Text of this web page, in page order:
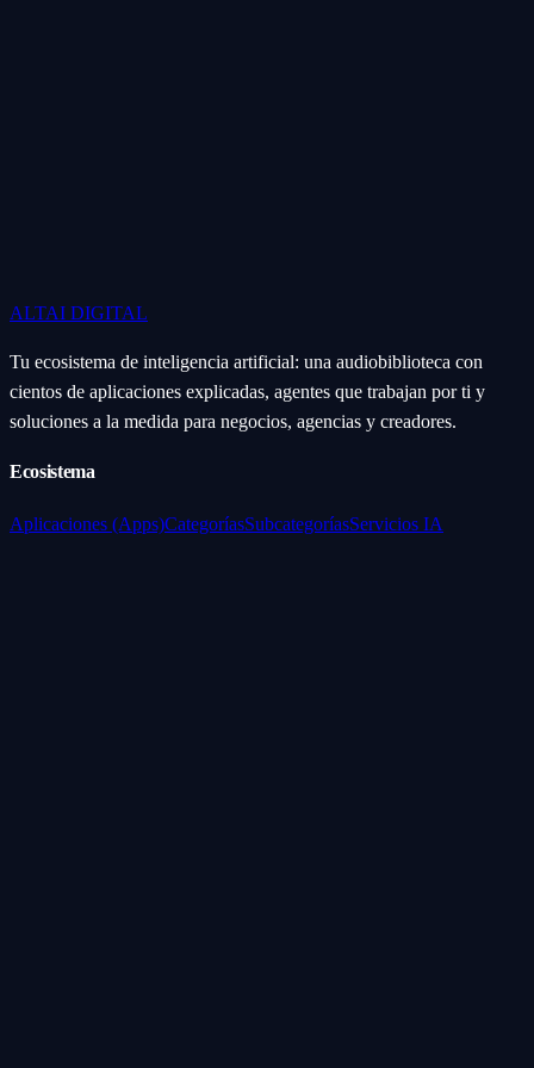
ALTAI DIGITAL
Tu ecosistema de inteligencia artificial: una audiobiblioteca con
cientos de aplicaciones explicadas, agentes que trabajan por ti y
soluciones a la medida para negocios, agencias y creadores.
Ecosistema
Aplicaciones (Apps)CategoríasSubcategoríasServicios IA